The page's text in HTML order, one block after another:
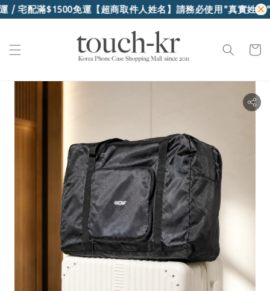
/ 宅配滿$1500免運【超商取件人姓名】請務必使用"真實姓名